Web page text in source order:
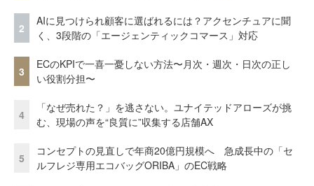
2
AIに見つけられ顧客に選ばれるには？アクセンチュアに聞
く、3段階の「エージェンティックコマース」対応
3
ECのKPIで一喜一憂しない方法〜月次・週次・日次の正し
い役割分担〜
4
「なぜ売れた？」を逃さない。ユナイテッドアローズが挑
む、現場の声を“良質に”収集する店舗AX
5
コンセプトの見直しで年商20億円規模へ 急成長中の「セ
ルフレジ専用エコバッグORIBA」のEC戦略